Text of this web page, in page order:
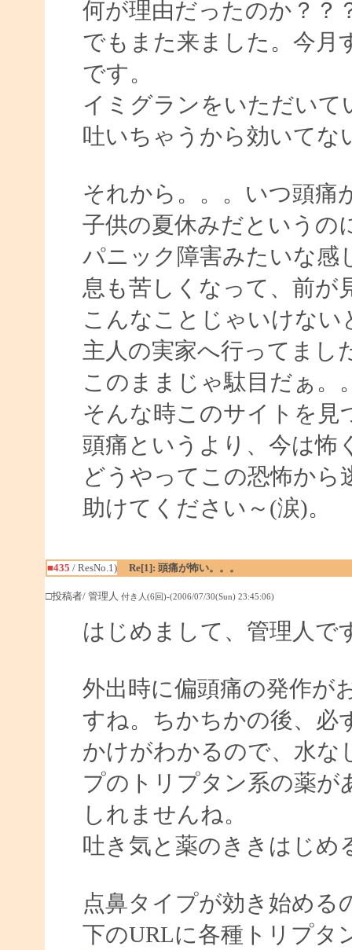
何が理由だったのか？？
でもまた来ました。今月
です。
イミグランをいただい
吐いちゃうから効いてな
それから。。。いつ頭痛
子供の夏休みだというの
パニック障害みたいな感
息も苦しくなって、前が
こんなことじゃいけない
主人の実家へ行ってまし
このままじゃ駄目だぁ。
そんな時このサイトを見
頭痛というより、今は怖
どうやってこの恐怖から
助けてください～(涙)。
■435 / ResNo.1) Re[1]: 頭痛が怖い。。。
□投稿者/ 管理人 付き人(6回)-(2006/07/30(Sun) 23:45:06)
はじめまして、管理人で
外出時に偏頭痛の発作が
すね。ちかちかの後、必
かけがわかるので、水な
プのトリプタン系の薬が
しれませんね。
吐き気と薬のききはじめ
点鼻タイプが効き始める
下のURLに各種トリプタ